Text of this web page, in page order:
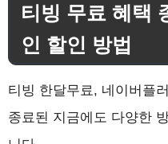
티빙 무료 혜택
인 할인 방법
티빙 한달무료, 네이버플
종료된 지금에도 다양한